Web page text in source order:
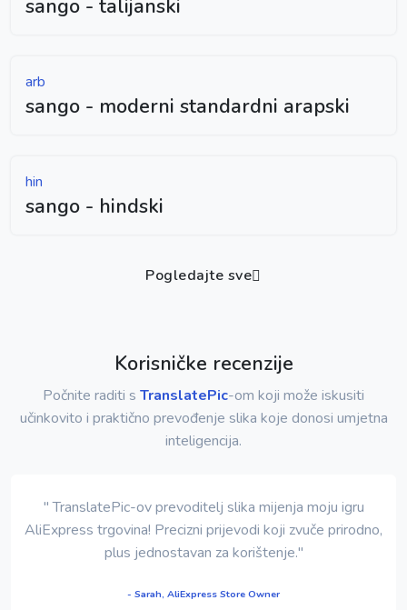
sango - talijanski
arb
sango - moderni standardni arapski
hin
sango - hindski
Pogledajte sve
Korisničke recenzije
Počnite raditi s TranslatePic-om koji može iskusiti
učinkovito i praktično prevođenje slika koje donosi umjetna
inteligencija.
" TranslatePic-ov prevoditelj slika mijenja moju igru
AliExpress trgovina! Precizni prijevodi koji zvuče prirodno,
plus jednostavan za korištenje."
- Sarah, AliExpress Store Owner